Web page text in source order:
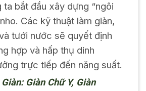
ta bắt đầu xây dựng “ngôi
Các kỹ thuật làm giàn,
tưới nước sẽ quyết định
hợp và hấp thụ dinh
trực tiếp đến năng suất.
Giàn Chữ Y, Giàn